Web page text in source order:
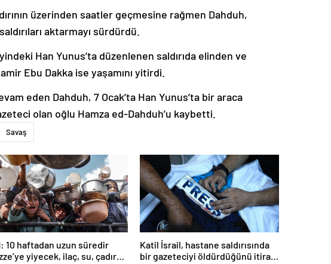
üzerinden saatler geçmesine rağmen Dahduh,
aktarmayı sürdürdü.
Han Yunus’ta düzenlenen saldırıda elinden ve
Ebu Dakka ise yaşamını yitirdi.
eden Dahduh, 7 Ocak’ta Han Yunus’ta bir araca
olan oğlu Hamza ed-Dahduh’u kaybetti.
Savaş
10 haftadan uzun süredir
yiyecek, ilaç, su, çadır
Katil İsrail, hastane saldırısında
bir gazeteciyi öldürdüğünü itiraf